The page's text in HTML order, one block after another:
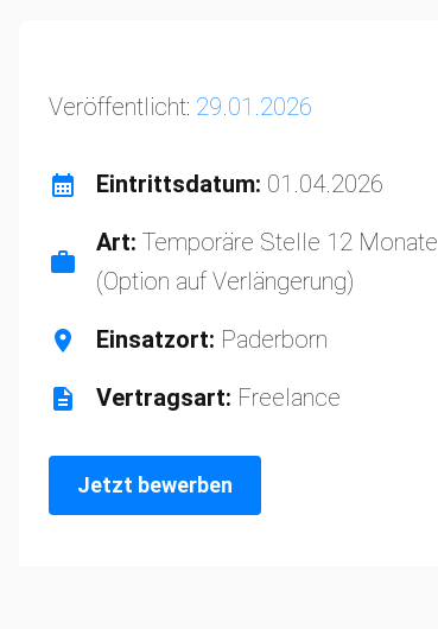
Veröffentlicht: 29.01.2026
Eintrittsdatum: 01.04.2026
Art: Temporäre Stelle 12 Monate
(Option auf Verlängerung)
Einsatzort: Paderborn
Vertragsart: Freelance
Jetzt bewerben